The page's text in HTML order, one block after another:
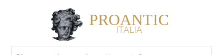
PROANTIC
ITALIA